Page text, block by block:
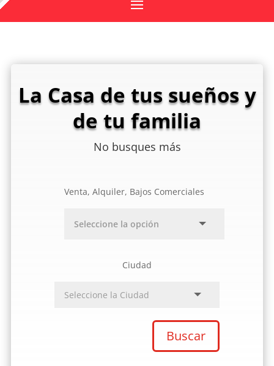
La Casa de tus sueños y
de tu familia
No busques más
Venta, Alquiler, Bajos Comerciales
Ciudad
Buscar